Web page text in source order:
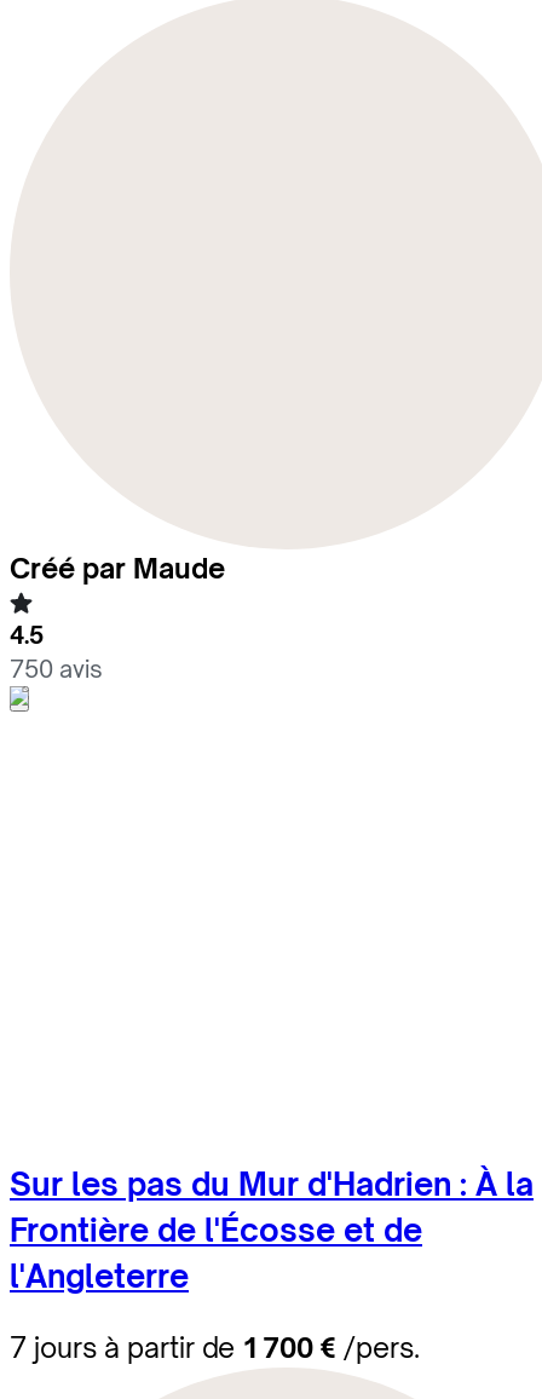
Créé par Maude
4.5
750 avis
Sur les pas du Mur d'Hadrien : À la
Frontière de l'Écosse et de
l'Angleterre
7 jours à partir de 1 700 € /pers.